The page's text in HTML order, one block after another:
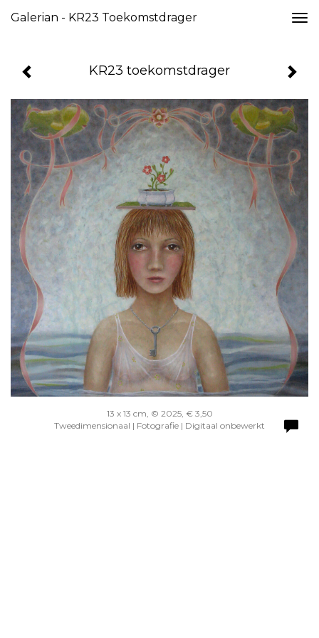
Galerian - KR23 Toekomstdrager
KR23 toekomstdrager
13 x 13 cm, © 2025, € 3,50
Tweedimensionaal | Fotografie | Digitaal onbewerkt